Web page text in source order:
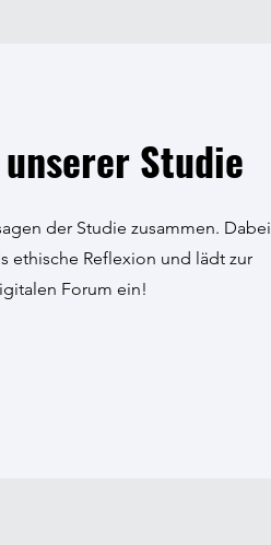
Studie
der Studie zusammen. Dabei
ethische Reflexion und lädt zur
Forum ein!